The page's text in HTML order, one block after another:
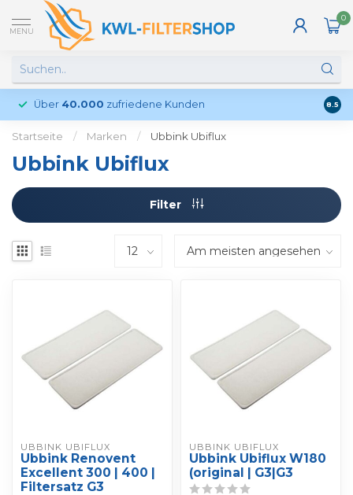
MENU
0
Über 40.000 zufriedene Kunden 8.5
Startseite / Marken / Ubbink Ubiflux
Ubbink Ubiflux
Filter
UBBINK UBIFLUX
Ubbink Renovent
Excellent 300 | 400 |
Filtersatz G3
UBBINK UBIFLUX
Ubbink Ubiflux W180
(original | G3|G3